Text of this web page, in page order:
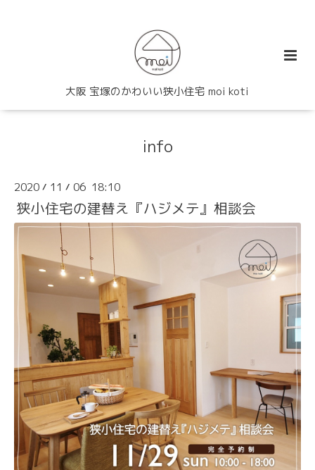
大阪 宝塚のかわいい狭小住宅 moi koti
info
2020 / 11 / 06 18:10
狭小住宅の建替え『ハジメテ』相談会